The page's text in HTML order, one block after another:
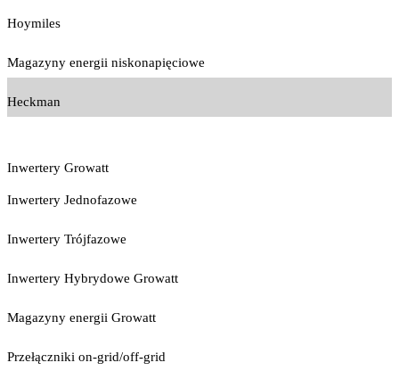
Hoymiles
Magazyny energii niskonapięciowe
Heckman
Inwertery Growatt
Inwertery Jednofazowe
Inwertery Trójfazowe
Inwertery Hybrydowe Growatt
Magazyny energii Growatt
Przełączniki on-grid/off-grid